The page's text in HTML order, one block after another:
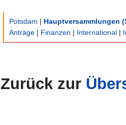
springen
springen
Potsdam | Hauptversammlungen
Anträge | Finanzen | International |
Zurück zur